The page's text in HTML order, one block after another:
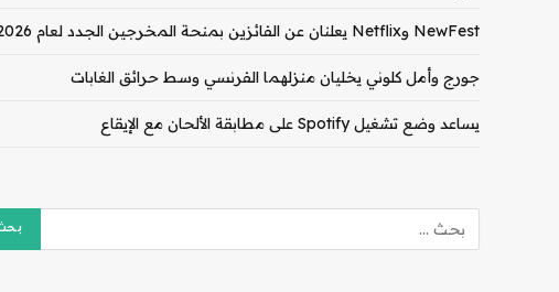
NewFest وNetflix يعلنان عن الفائزين بمنحة المخرجين الجدد لعام 2026
جورج وأمل كلوني يخليان منزلهما الفرنسي وسط حرائق الغابات
يساعد وضع تشغيل Spotify على مطابقة الألحان مع الإيقاع